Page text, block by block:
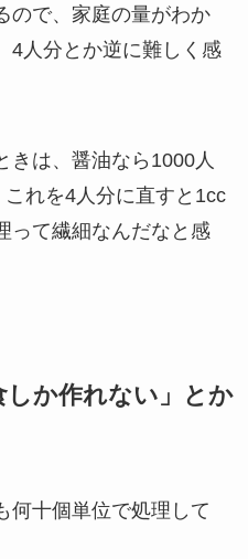
ので、家庭の量がわか
4人分とか逆に難しく感
きは、醤油なら1000人
れを4人分に直すと1cc
って繊細なんだなと感
しか作れない」とか
何十個単位で処理して